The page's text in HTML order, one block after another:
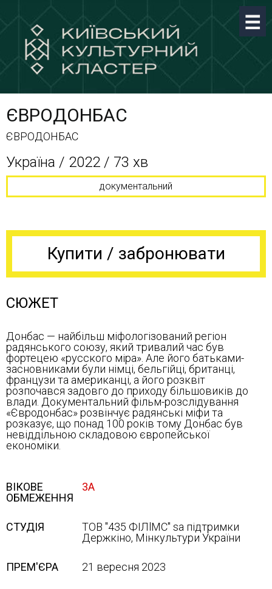
ЄВРОДОНБАС
ЄВРОДОНБАС
Україна / 2022 / 73 хв
документальний
Купити / забронювати
СЮЖЕТ
Донбас — найбільш міфологізований регіон
радянського союзу, який тривалий час був
фортецею «русского міра». Але його батьками-
засновниками були німці, бельгійці, британці,
французи та американці, а його розквіт
розпочався задовго до приходу більшовиків до
влади. Документальний фільм-розслідування
«Євродонбас» розвінчує радянські міфи та
розказує, що понад 100 років тому Донбас був
невіддільною складовою європейської
економіки.
ВІКОВЕ
ОБМЕЖЕННЯ
3А
СТУДІЯ
ТОВ "435 ФІЛlMC" sa підтримки
Держкіно, Мінкультури України
ПРЕМ'ЄРА 21 вересня 2023